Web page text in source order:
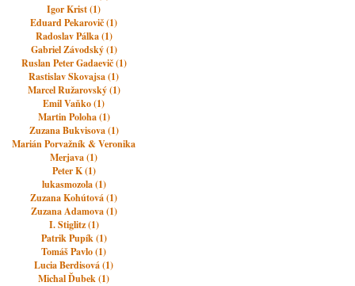
Igor Krist (1)
Eduard Pekarovič (1)
Radoslav Pálka (1)
Gabriel Závodský (1)
Ruslan Peter Gadaevič (1)
Rastislav Skovajsa (1)
Marcel Ružarovský (1)
Emil Vaňko (1)
Martin Poloha (1)
Zuzana Bukvisova (1)
Marián Porvažník & Veronika
Merjava (1)
Peter K (1)
lukasmozola (1)
Zuzana Kohútová (1)
Zuzana Adamova (1)
I. Stiglitz (1)
Patrik Pupík (1)
Tomáš Pavlo (1)
Lucia Berdisová (1)
Michal Ďubek (1)